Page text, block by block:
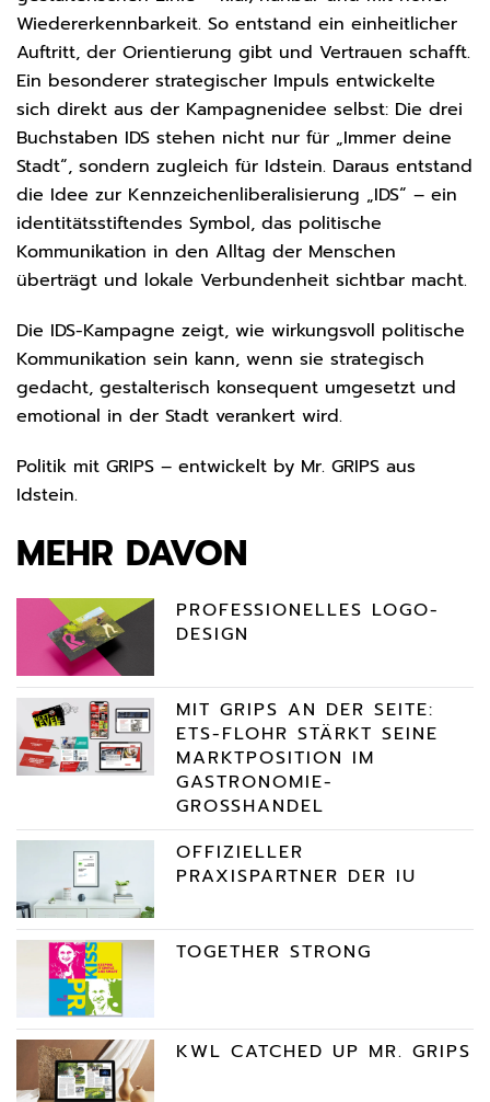
Wiedererkennbarkeit. So entstand ein einheitlicher
Auftritt, der Orientierung gibt und Vertrauen schafft.
Ein besonderer strategischer Impuls entwickelte
sich direkt aus der Kampagnenidee selbst: Die drei
Buchstaben IDS stehen nicht nur für „Immer deine
Stadt“, sondern zugleich für Idstein. Daraus entstand
die Idee zur Kennzeichenliberalisierung „IDS“ – ein
identitätsstiftendes Symbol, das politische
Kommunikation in den Alltag der Menschen
überträgt und lokale Verbundenheit sichtbar macht.
Die IDS-Kampagne zeigt, wie wirkungsvoll politische
Kommunikation sein kann, wenn sie strategisch
gedacht, gestalterisch konsequent umgesetzt und
emotional in der Stadt verankert wird.
Politik mit GRIPS – entwickelt by Mr. GRIPS aus
Idstein.
MEHR DAVON
PROFESSIONELLES LOGO-
DESIGN
MIT GRIPS AN DER SEITE:
ETS-FLOHR STÄRKT SEINE
MARKTPOSITION IM
GASTRONOMIE-
GROSSHANDEL
OFFIZIELLER
PRAXISPARTNER DER IU
TOGETHER STRONG
KWL CATCHED UP MR. GRIPS